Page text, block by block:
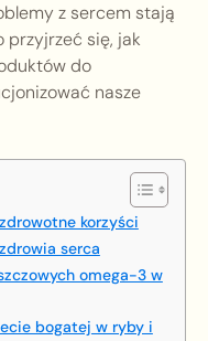
z sercem stają
przyjrzeć się, jak
do
nasze
korzyści
serca
omega-3 w
bogatej w ryby i